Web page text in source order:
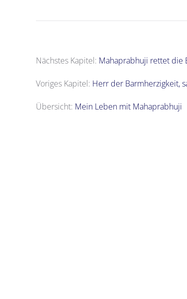
Nächstes Kapitel: Mahaprabhuji rettet die
Voriges Kapitel: Herr der Barmherzigkeit,
Übersicht: Mein Leben mit Mahaprabhuji